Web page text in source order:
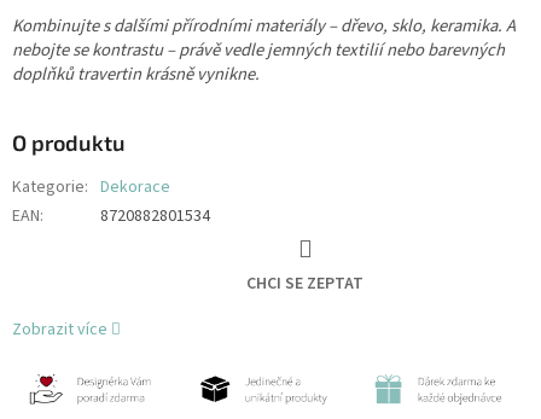
Kombinujte s dalšími přírodními materiály – dřevo, sklo, keramika. A
nebojte se kontrastu – právě vedle jemných textilií nebo barevných
doplňků travertin krásně vynikne.
O produktu
Kategorie: Dekorace
EAN: 8720882801534
CHCI SE ZEPTAT
Zobrazit více